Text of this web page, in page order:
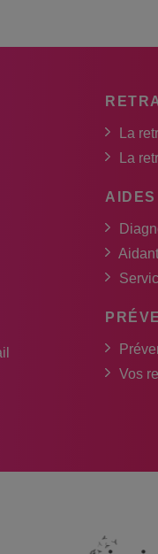
La
La
AIDES
Vos